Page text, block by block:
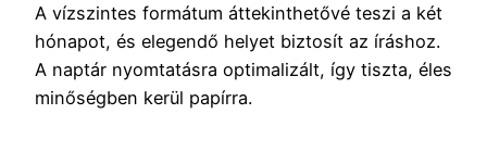
A vízszintes formátum áttekinthetővé teszi a két
hónapot, és elegendő helyet biztosít az íráshoz.
A naptár nyomtatásra optimalizált, így tiszta, éles
minőségben kerül papírra.